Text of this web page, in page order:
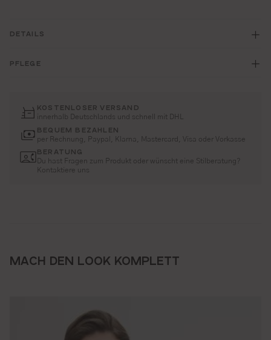
DETAILS
PFLEGE
KOSTENLOSER VERSAND
innerhalb Deutschlands und schnell mit DHL
BEQUEM BEZAHLEN
per Rechnung, Paypal, Klarna, Mastercard, Visa oder Vorkasse
BERATUNG
Du hast Fragen zum Produkt oder wünscht eine Stilberatung?
Kontaktiere uns
MACH DEN LOOK KOMPLETT